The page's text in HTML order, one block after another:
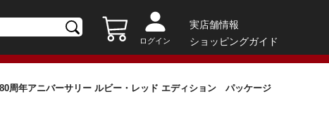
ログイン
実店舗情報
ショッピングガイド
80周年アニバーサリー ルビー・レッド エディション パッケージ